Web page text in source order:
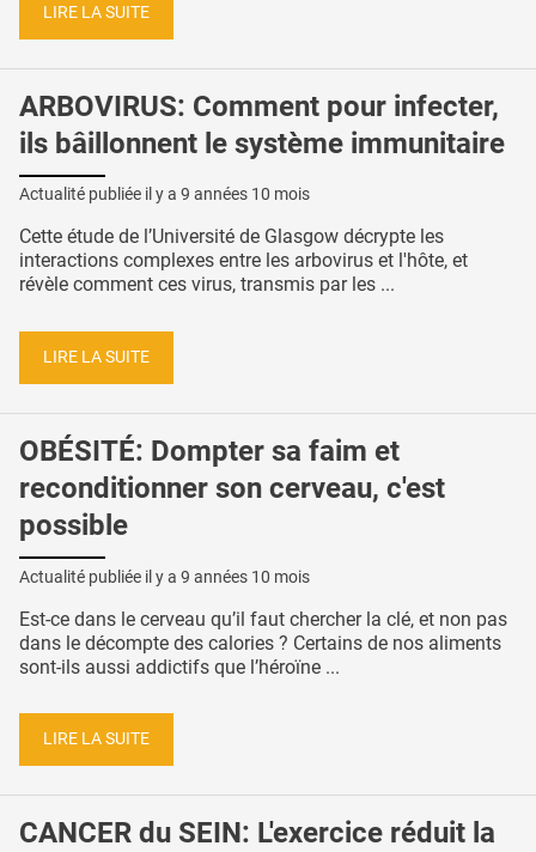
LIRE LA SUITE
ARBOVIRUS: Comment pour infecter,
ils bâillonnent le système immunitaire
Actualité publiée il y a 9 années 10 mois
Cette étude de l’Université de Glasgow décrypte les
interactions complexes entre les arbovirus et l'hôte, et
révèle comment ces virus, transmis par les ...
LIRE LA SUITE
OBÉSITÉ: Dompter sa faim et
reconditionner son cerveau, c'est
possible
Actualité publiée il y a 9 années 10 mois
Est-ce dans le cerveau qu’il faut chercher la clé, et non pas
dans le décompte des calories ? Certains de nos aliments
sont-ils aussi addictifs que l’héroïne ...
LIRE LA SUITE
CANCER du SEIN: L'exercice réduit la